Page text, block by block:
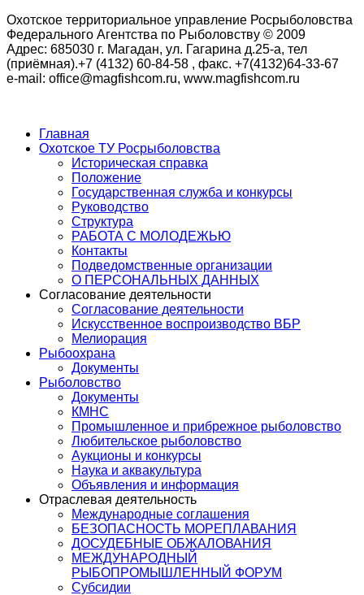
Охотское территориальное управление Росрыболовства
Федерального Агентства по Рыболовству © 2009
Адрес: 685030 г. Магадан, ул. Гагарина д.25-а, тел
(приёмная).+7 (4132) 60-84-58 , факс. +7(4132)64-33-67
e-mail: office@magfishcom.ru, www.magfishcom.ru
Главная
Охотское ТУ Росрыболовства
Историческая справка
Положение
Государственная служба и конкурсы
Руководство
Структура
РАБОТА С МОЛОДЕЖЬЮ
Контакты
Подведомственные организации
О ПЕРСОНАЛЬНЫХ ДАННЫХ
Согласование деятельности
Согласование деятельности
Искусственное воспроизводство ВБР
Мелиорация
Рыбоохрана
Документы
Рыболовство
Документы
КМНС
Промышленное и прибрежное рыболовство
Любительское рыболовство
Аукционы и конкурсы
Наука и аквакультура
Объявления и информация
Отраслевая деятельность
Международные соглашения
БЕЗОПАСНОСТЬ МОРЕПЛАВАНИЯ
ДОСУДЕБНЫЕ ОБЖАЛОВАНИЯ
МЕЖДУНАРОДНЫЙ
РЫБОПРОМЫШЛЕННЫЙ ФОРУМ
Субсидии